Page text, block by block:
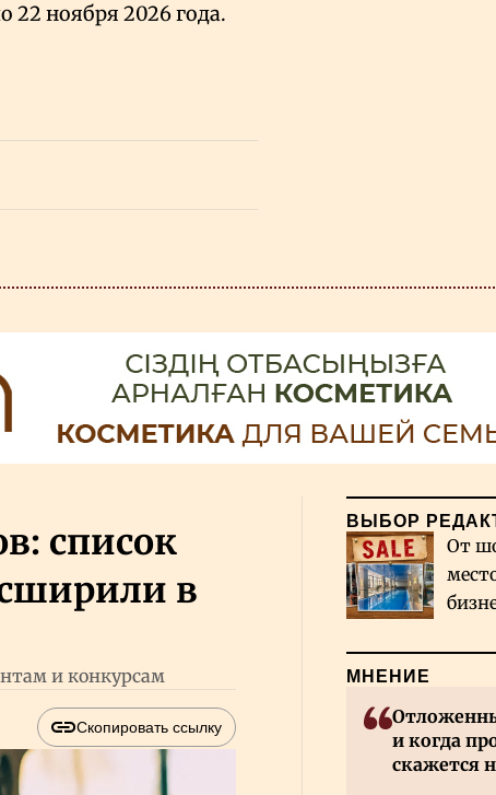
22 ноября 2026 года.
список
в
и конкурсам
Скопировать ссылку
ВЫБОР
От
МНЕНИЕ
и когда
скажется